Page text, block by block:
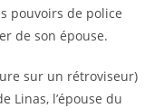
pouvoirs de police
de son épouse.
sur un rétroviseur)
Linas, l’épouse du